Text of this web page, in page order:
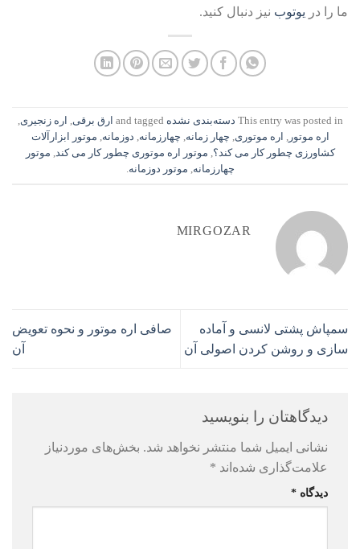
ما را در یوتوب نیز دنبال کنید.
This entry was posted in دسته‌بندی نشده ارق برقی, اره زنجیری,
اره موتور, اره موتوری, چهار زمانه, چهارزمانه, دوزمانه, موتور ابزارآلات
کشاورزی چطور کار می کند؟, موتور اره موتوری چطور کار می کند, موتور
چهارزمانه, موتور دوزمانه.
MIRGOZAR
سمپاش پشتی لانسی و آماده
سازی و روشن کردن اصولی آن
صافی اره موتور و نحوه تعویض
آن
دیدگاهتان را بنویسید
نشانی ایمیل شما منتشر نخواهد شد. بخش‌های موردنیاز
علامت‌گذاری شده‌اند *
دیدگاه *